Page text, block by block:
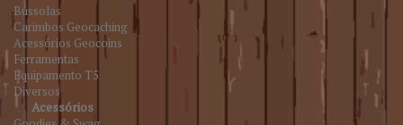
Bússolas
Carimbos Geocaching
Acessórios Geocoins
Ferramentas
Equipamento T5
Diversos
Acessórios